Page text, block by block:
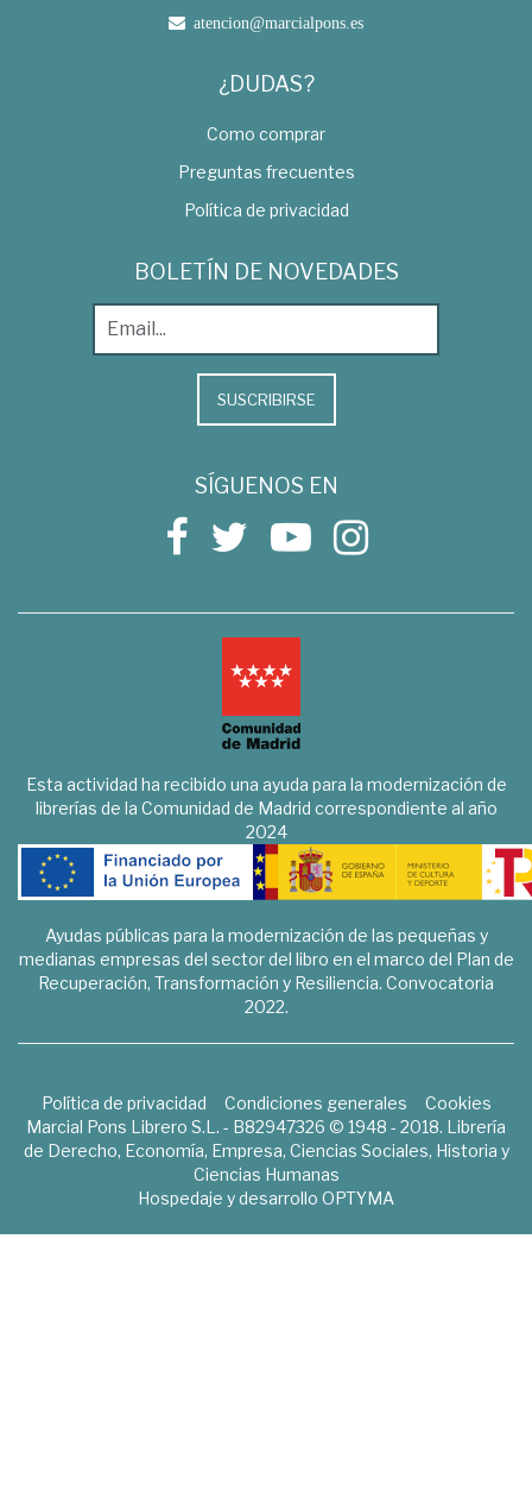
atencion@marcialpons.es
¿DUDAS?
Como comprar
Preguntas frecuentes
Política de privacidad
BOLETÍN DE NOVEDADES
SUSCRIBIRSE
SÍGUENOS EN
Esta actividad ha recibido una ayuda para la modernización de
librerías de la Comunidad de Madrid correspondiente al año
2024
Ayudas públicas para la modernización de las pequeñas y
medianas empresas del sector del libro en el marco del Plan de
Recuperación, Transformación y Resiliencia. Convocatoria
2022.
Política de privacidad Condiciones generales
Cookies
Marcial Pons Librero S.L. - B82947326 © 1948 - 2018. Librería
de Derecho, Economía, Empresa, Ciencias Sociales, Historia y
Ciencias Humanas
Hospedaje y desarrollo OPTYMA